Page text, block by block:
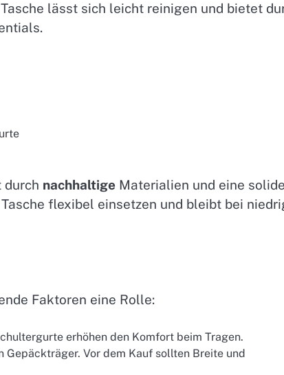
Tasche lässt sich leicht reinigen und bietet
durch nachhaltige Materialien und eine
flexibel einsetzen und bleibt bei
Faktoren eine Rolle:
erhöhen den Komfort beim Tragen.
Gepäckträger. Vor dem Kauf sollten Breite und